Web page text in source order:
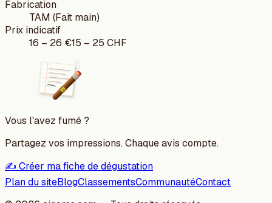
Fabrication
TAM (Fait main)
Prix indicatif
16 – 26 €15 – 25 CHF
Vous l'avez fumé ?
Partagez vos impressions. Chaque avis compte.
✍️ Créer ma fiche de dégustation
Plan du siteBlogClassementsCommunautéContact